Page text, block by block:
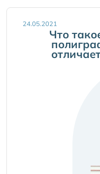
24.05.2021
Что